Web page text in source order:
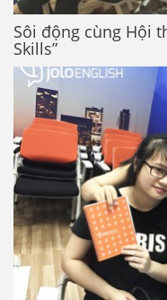
Sôi động cùng Hội
Skills”